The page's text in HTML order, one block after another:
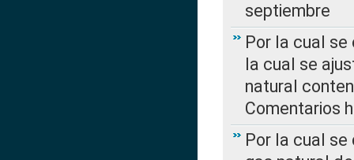
septiembre
Por la cual se
la cual se
natural
Comentarios
Por la cual